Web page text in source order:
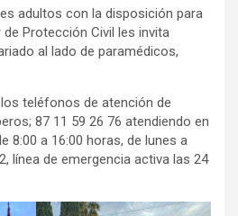
adultos con la disposición para
Protección Civil les invita
al lado de paramédicos,
teléfonos de atención de
87 11 59 26 76 atendiendo en
8:00 a 16:00 horas, de lunes a
línea de emergencia activa las 24